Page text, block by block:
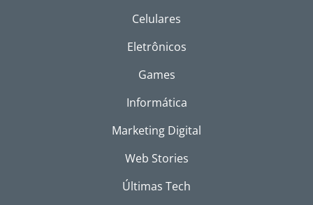
Celulares
Eletrônicos
Games
Informática
Marketing Digital
Web Stories
Últimas Tech